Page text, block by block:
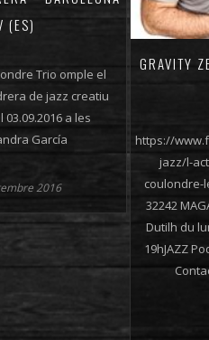
GRAVITY
https://
jazz/l-
coulondre-
32242
Dutilh du
19hJAZZ
(ES)
Trio omple el
de jazz creatiu
a les
García
2016